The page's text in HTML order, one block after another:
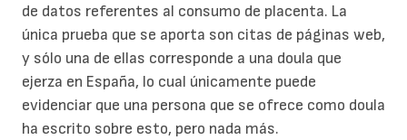
de datos referentes al consumo de placenta. La
única prueba que se aporta son citas de páginas web,
y sólo una de ellas corresponde a una doula que
ejerza en España, lo cual únicamente puede
evidenciar que una persona que se ofrece como doula
ha escrito sobre esto, pero nada más.